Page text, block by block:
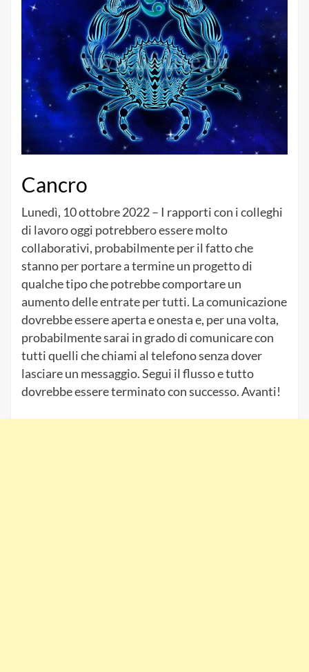
Cancro
Lunedì, 10 ottobre 2022 – I rapporti con i colleghi
di lavoro oggi potrebbero essere molto
collaborativi, probabilmente per il fatto che
stanno per portare a termine un progetto di
qualche tipo che potrebbe comportare un
aumento delle entrate per tutti. La comunicazione
dovrebbe essere aperta e onesta e, per una volta,
probabilmente sarai in grado di comunicare con
tutti quelli che chiami al telefono senza dover
lasciare un messaggio. Segui il flusso e tutto
dovrebbe essere terminato con successo. Avanti!